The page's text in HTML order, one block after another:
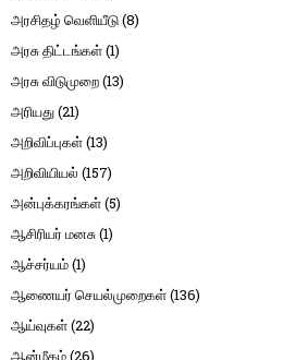
அரசிதழ் வெளியீடு(8)
அரசு திட்டங்கள்(1)
அரசு விடுமுறை(13)
அரியது(21)
அறிவிப்புகள்(13)
அறிவியியல் (157)
அன்புக்கரங்கள்(5)
ஆசிரியர் மனசு(1)
ஆச்சர்யம்(1)
ஆணையர் செயல்முறைகள்(136)
ஆய்வுகள்(22)
ஆன்மீகம்(26)